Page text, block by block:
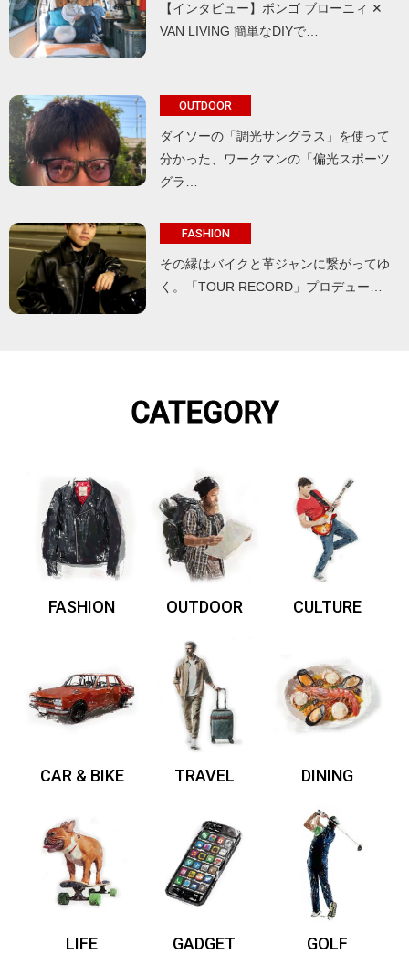
【インタビュー】ボンゴ ブローニィ ✕
VAN LIVING 簡単なDIYで…
OUTDOOR
ダイソーの「調光サングラス」を使って
分かった、ワークマンの「偏光スポーツ
グラ…
FASHION
その縁はバイクと革ジャンに繋がってゆ
く。「TOUR RECORD」プロデュー…
CATEGORY
FASHION OUTDOOR CULTURE
CAR & BIKE TRAVEL DINING
LIFE GADGET GOLF